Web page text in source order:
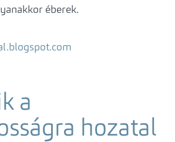
éberek.
a
hozatal